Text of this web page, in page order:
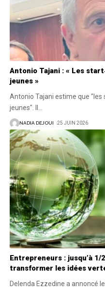
Antonio Tajani : « Les
jeunes »
Antonio Tajani estime que "les
jeunes". Il
NADIA DEJOUI 25 JUIN 2026
Entrepreneurs : jusqu’à
transformer les idées
Delenda Ezzedine a annoncé